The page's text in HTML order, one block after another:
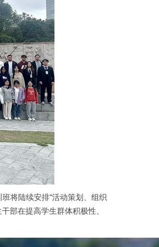
将陆续安排“活动策划、组织
部在提高学生群体积极性、